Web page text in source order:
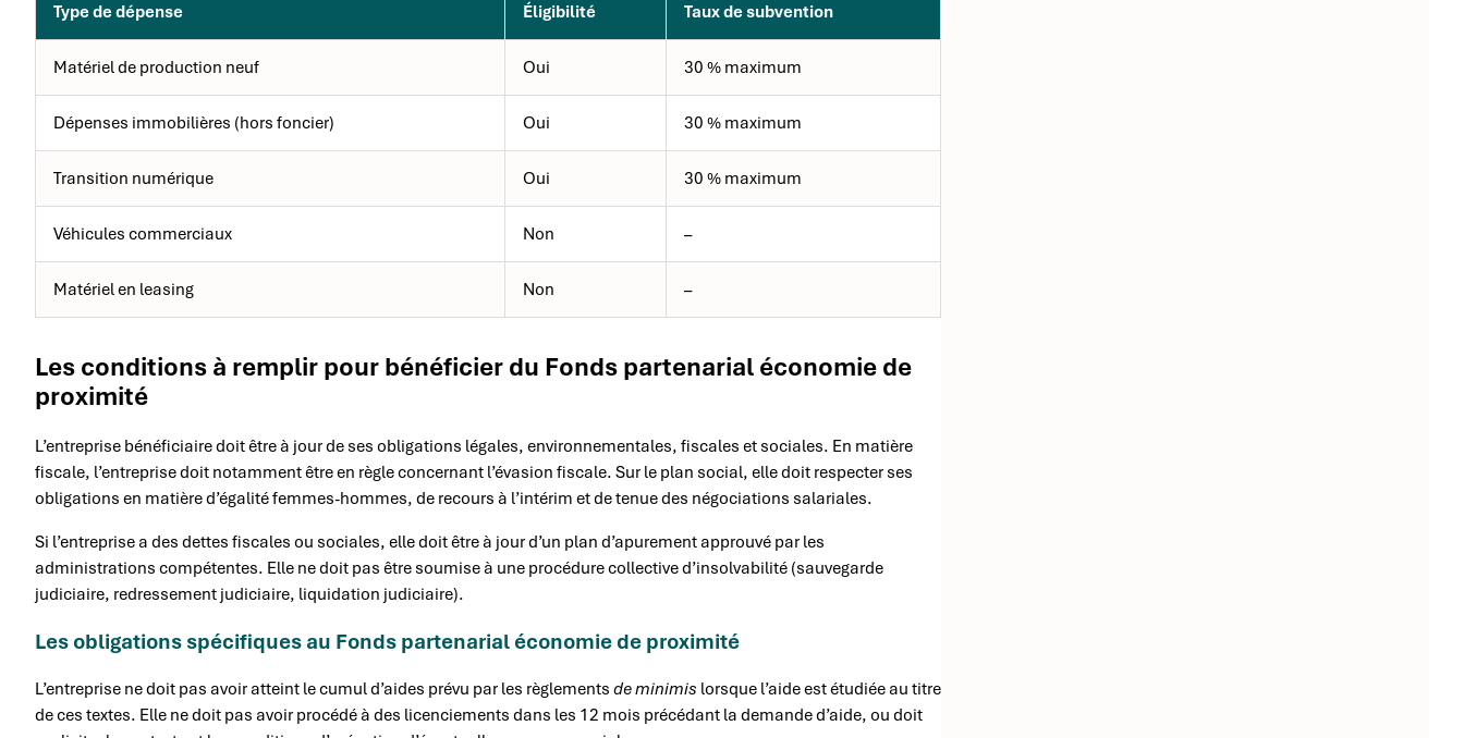
Type de dépense Éligibilité Taux de subvention
Matériel de production neuf Oui 30 % maximum
Dépenses immobilières (hors foncier) Oui 30 % maximum
Transition numérique Oui 30 % maximum
Véhicules commerciaux Non –
Matériel en leasing Non –
Les conditions à remplir pour bénéficier du Fonds partenarial économie de
proximité
L’entreprise bénéficiaire doit être à jour de ses obligations légales, environnementales, fiscales et sociales. En matière
fiscale, l’entreprise doit notamment être en règle concernant l’évasion fiscale. Sur le plan social, elle doit respecter ses
obligations en matière d’égalité femmes-hommes, de recours à l’intérim et de tenue des négociations salariales.
Si l’entreprise a des dettes fiscales ou sociales, elle doit être à jour d’un plan d’apurement approuvé par les
administrations compétentes. Elle ne doit pas être soumise à une procédure collective d’insolvabilité (sauvegarde
judiciaire, redressement judiciaire, liquidation judiciaire).
Les obligations spécifiques au Fonds partenarial économie de proximité
L’entreprise ne doit pas avoir atteint le cumul d’aides prévu par les règlements de minimis lorsque l’aide est étudiée au titre
de ces textes. Elle ne doit pas avoir procédé à des licenciements dans les 12 mois précédant la demande d’aide, ou doit